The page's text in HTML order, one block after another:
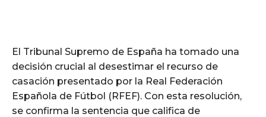
El Tribunal Supremo de España ha tomado una
decisión crucial al desestimar el recurso de
casación presentado por la Real Federación
Española de Fútbol (RFEF). Con esta resolución,
se confirma la sentencia que califica de